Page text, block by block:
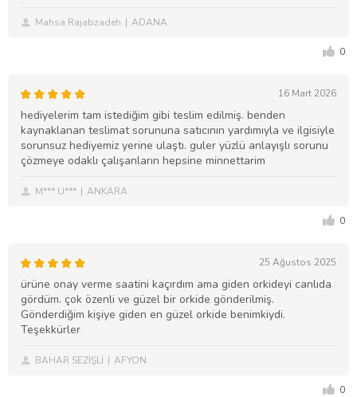
Mahsa Rajabzadeh ADANA
0
16 Mart 2026
hediyelerim tam istediğim gibi teslim edilmiş. benden
kaynaklanan teslimat sorununa satıcının yardımıyla ve ilgisiyle
sorunsuz hediyemiz yerine ulaştı. guler yüzlü anlayışlı sorunu
çözmeye odaklı çalışanların hepsine minnettarim
M*** U*** ANKARA
0
25 Ağustos 2025
ürüne onay verme saatini kaçırdım ama giden orkideyi canlıda
gördüm. çok özenli ve güzel bir orkide gönderilmiş.
Gönderdiğim kişiye giden en güzel orkide benimkiydi.
Teşekkürler
BAHAR SEZİŞLİ AFYON
0